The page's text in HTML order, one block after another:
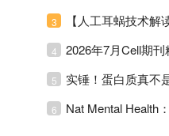
3
4 2026年7月Cell期刊
5
6